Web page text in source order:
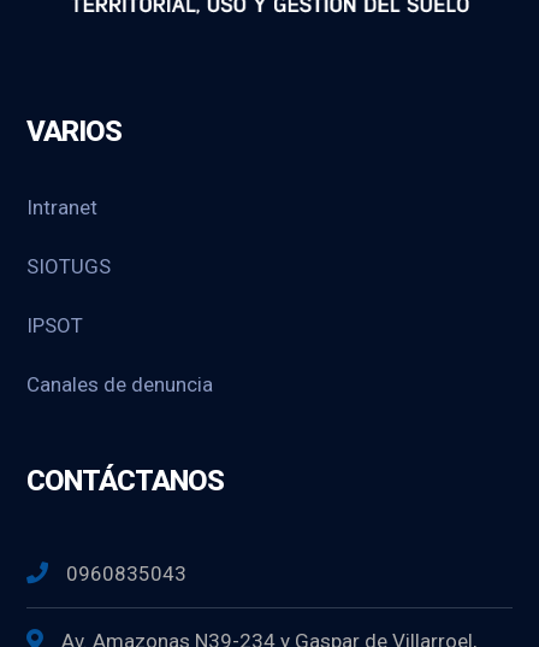
VARIOS
Intranet
SIOTUGS
IPSOT
Canales de denuncia
CONTÁCTANOS
0960835043
Av. Amazonas N39-234 y Gaspar de Villarroel,